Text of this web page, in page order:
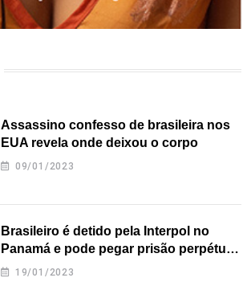
Assassino confesso de brasileira nos
EUA revela onde deixou o corpo
09/01/2023
Brasileiro é detido pela Interpol no
Panamá e pode pegar prisão perpétua
nos EUA
19/01/2023